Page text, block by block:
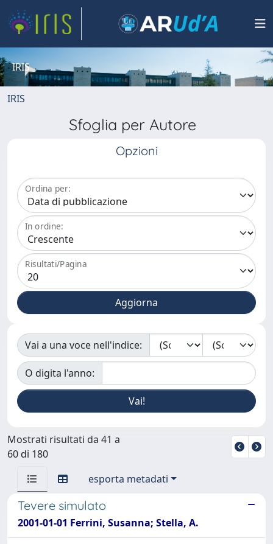
IRIS
IRIS
Sfoglia per Autore
Opzioni
Ordina per:
In ordine:
Risultati/Pagina
Vai a una voce nell'indice:
O digita l'anno:
Mostrati risultati da 41 a
60 di 180
esporta metadati
Tevere simulato
2001-01-01 Ferrini, Susanna; Stella, A.